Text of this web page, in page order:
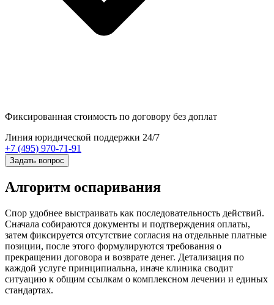
Фиксированная стоимость по договору без доплат
Линия юридической поддержки 24/7
+7 (495) 970-71-91
Задать вопрос
Алгоритм оспаривания
Спор удобнее выстраивать как последовательность действий.
Сначала собираются документы и подтверждения оплаты,
затем фиксируется отсутствие согласия на отдельные платные
позиции, после этого формулируются требования о
прекращении договора и возврате денег. Детализация по
каждой услуге принципиальна, иначе клиника сводит
ситуацию к общим ссылкам о комплексном лечении и единых
стандартах.